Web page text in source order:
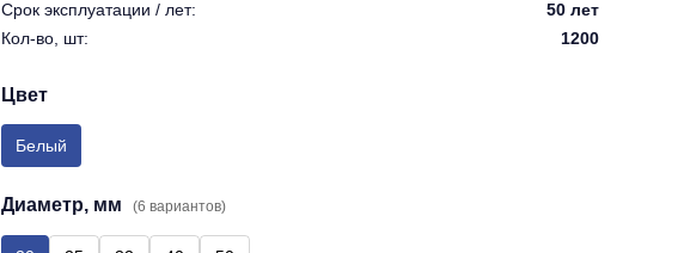
Срок эксплуатации / лет:
50 лет
Кол-во, шт:
1200
Цвет
Белый
Диаметр, мм (6 вариантов)